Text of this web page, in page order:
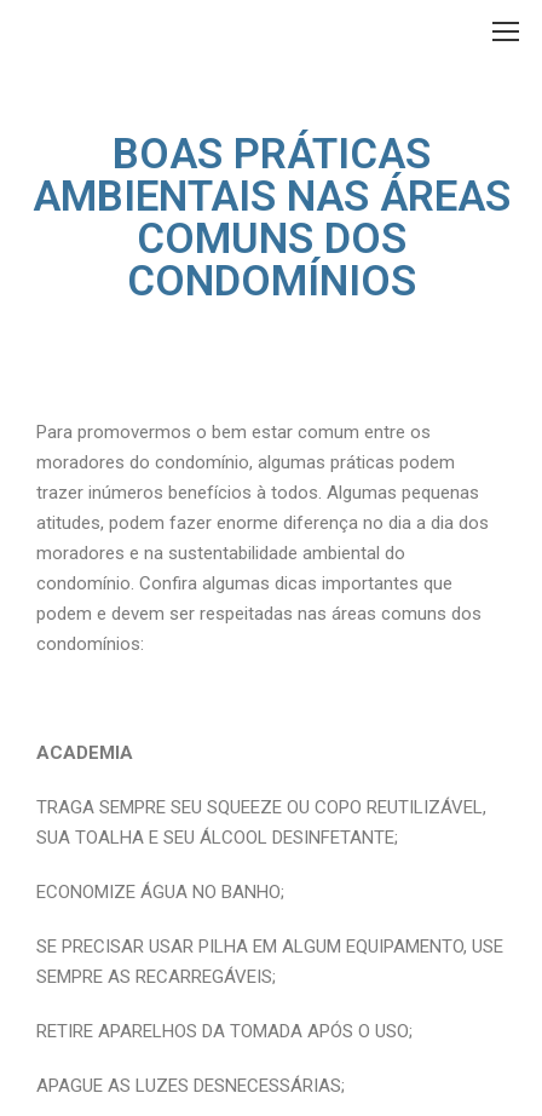
BOAS PRÁTICAS
AMBIENTAIS NAS ÁREAS
COMUNS DOS
CONDOMÍNIOS
Para promovermos o bem estar comum entre os
moradores do condomínio, algumas práticas podem
trazer inúmeros benefícios à todos. Algumas pequenas
atitudes, podem fazer enorme diferença no dia a dia dos
moradores e na sustentabilidade ambiental do
condomínio. Confira algumas dicas importantes que
podem e devem ser respeitadas nas áreas comuns dos
condomínios:
ACADEMIA
TRAGA SEMPRE SEU SQUEEZE OU COPO REUTILIZÁVEL,
SUA TOALHA E SEU ÁLCOOL DESINFETANTE;
ECONOMIZE ÁGUA NO BANHO;
SE PRECISAR USAR PILHA EM ALGUM EQUIPAMENTO, USE
SEMPRE AS RECARREGÁVEIS;
RETIRE APARELHOS DA TOMADA APÓS O USO;
APAGUE AS LUZES DESNECESSÁRIAS;